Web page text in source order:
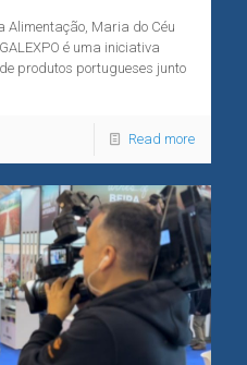
Maria do Céu
é uma iniciativa
produtos portugueses junto
Read more